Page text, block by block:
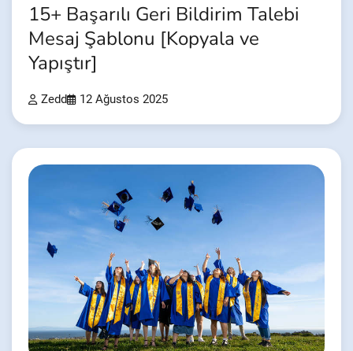
15+ Başarılı Geri Bildirim Talebi
Mesaj Şablonu [Kopyala ve
Yapıştır]
Zedd 12 Ağustos 2025